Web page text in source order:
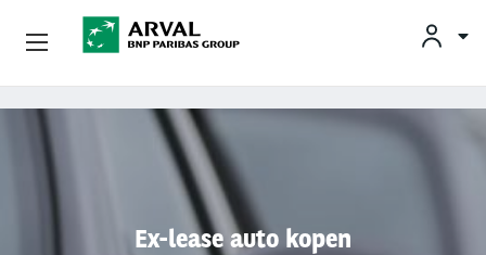
Overslaan en naar de inhoud gaan
Ex-lease auto kopen
Zakelijk Leasen